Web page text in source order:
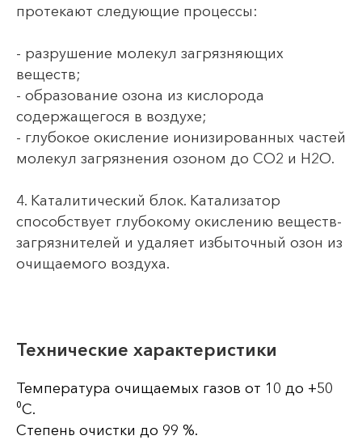
протекают следующие процессы:
- разрушение молекул загрязняющих
веществ;
- образование озона из кислорода
содержащегося в воздухе;
- глубокое окисление ионизированных частей
молекул загрязнения озоном до СО2 и Н2О.
4. Каталитический блок. Катализатор
способствует глубокому окислению веществ-
загрязнителей и удаляет избыточный озон из
очищаемого воздуха.
Технические характеристики
Температура очищаемых газов от 10 до +50
⁰С.
Степень очистки до 99 %.